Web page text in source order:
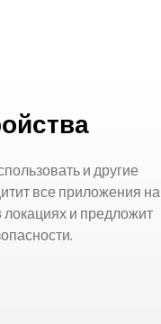
и другие
все приложения на
локациях и предложит